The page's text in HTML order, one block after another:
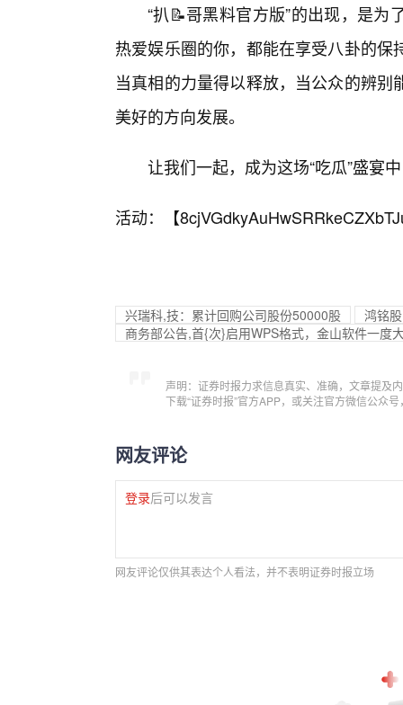
“扒📝哥黑料官方版”的出现，是
热爱娱乐圈的你，都能在享受八卦的
当真相的力量得以释放，当公众的辨
美好的方向发展。
让我们一起，成为这场“吃瓜”盛宴
活动：【
兴瑞科,技：累计回购公司股份50000股
鸿铭
商务部公告,首{次}启用WPS格式，金山软件一度
声明：证券时报力求信息真实、准确，文章提及
下载“证券时报”官方APP，或关注官方微信公众
网友评论
登录后可以发言
网友评论仅供其表达个人看法，并不表明证券时报立场